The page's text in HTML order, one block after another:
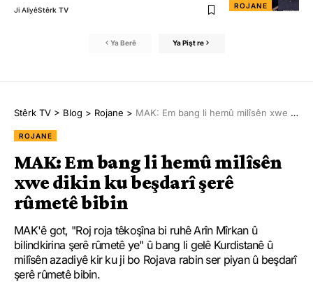
ROJANE
Ji AliyêStêrk TV
Ya Berê Ya Pişt re
Stêrk TV > Blog > Rojane > MAK: Em bang li hemû milîsên xwe dikin ku beşdarî şerê rûmetê bibin
ROJANE
MAK: Em bang li hemû milîsên
xwe dikin ku beşdarî şerê
rûmetê bibin
MAK'ê got, "Roj roja têkoşîna bi ruhê Arîn Mîrkan û
bilindkirina şerê rûmetê ye" û bang li gelê Kurdistanê û
milîsên azadiyê kir ku ji bo Rojava rabin ser piyan û beşdarî
şerê rûmetê bibin.